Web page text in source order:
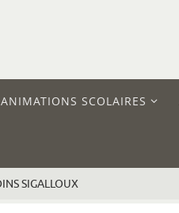
ANIMATIONS SCOLAIRES
SIGALLOUX